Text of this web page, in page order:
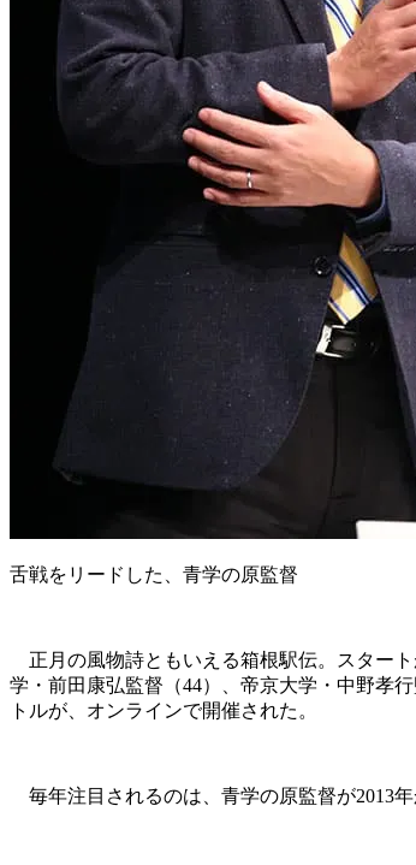
舌戦をリードした、青学の原監督
正月の風物詩ともいえる箱根駅伝。スタート
学・前田康弘監督（44）、帝京大学・中野孝
トルが、オンラインで開催された。
毎年注目されるのは、青学の原監督が2013